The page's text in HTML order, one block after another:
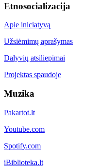
Etnosocializacija
Apie iniciatyvą
Užsiėmimų aprašymas
Dalyvių atsiliepimai
Projektas spaudoje
Muzika
Pakartot.lt
Youtube.com
Spotify.com
iBiblioteka.lt